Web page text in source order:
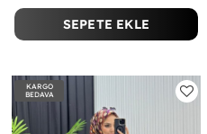
SEPETE EKLE
KARGO
BEDAVA